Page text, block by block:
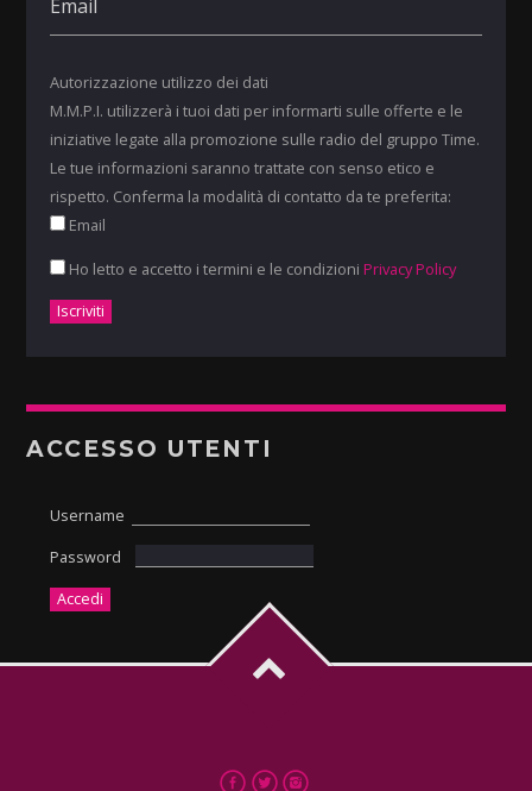
Autorizzazione utilizzo dei dati
M.M.P.I. utilizzerà i tuoi dati per informarti sulle offerte e le
iniziative legate alla promozione sulle radio del gruppo Time.
Le tue informazioni saranno trattate con senso etico e
rispetto. Conferma la modalità di contatto da te preferita:
Email
Ho letto e accetto i termini e le condizioni Privacy Policy
ACCESSO UTENTI
Username
Password